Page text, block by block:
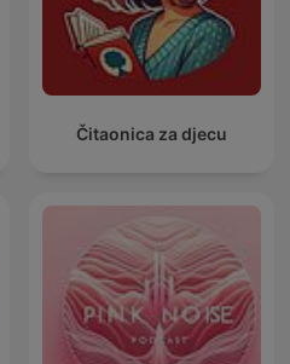
Čitaonica za djecu